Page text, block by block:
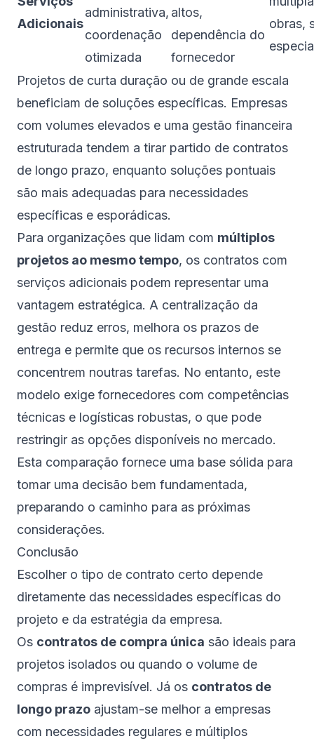
Adicionais
administrativa,
coordenação
otimizada
altos,
dependência do
fornecedor
obras,
Projetos de curta duração ou de grande escala
beneficiam de soluções específicas. Empresas
com volumes elevados e uma gestão financeira
estruturada tendem a tirar partido de contratos
de longo prazo, enquanto soluções pontuais
são mais adequadas para necessidades
específicas e esporádicas.
Para organizações que lidam com múltiplos
projetos ao mesmo tempo, os contratos com
serviços adicionais podem representar uma
vantagem estratégica. A centralização da
gestão reduz erros, melhora os prazos de
entrega e permite que os recursos internos se
concentrem noutras tarefas. No entanto, este
modelo exige fornecedores com competências
técnicas e logísticas robustas, o que pode
restringir as opções disponíveis no mercado.
Esta comparação fornece uma base sólida para
tomar uma decisão bem fundamentada,
preparando o caminho para as próximas
considerações.
Conclusão
Escolher o tipo de contrato certo depende
diretamente das necessidades específicas do
projeto e da estratégia da empresa.
Os contratos de compra única são ideais para
projetos isolados ou quando o volume de
compras é imprevisível. Já os contratos de
longo prazo ajustam-se melhor a empresas
com necessidades regulares e múltiplos